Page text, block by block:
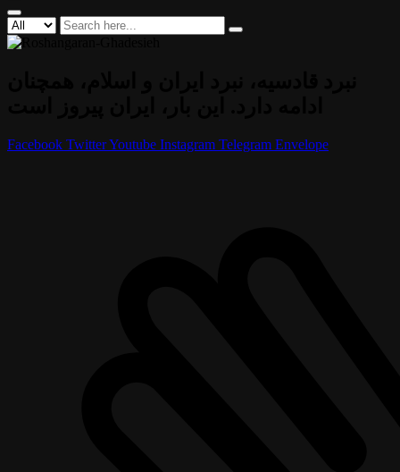
Facebook TwitterYoutube Instagram Telegram Envelope